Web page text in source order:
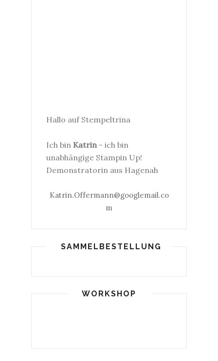
Hallo auf Stempeltrina
Ich bin Katrin- ich bin
unabhängige Stampin Up!
Demonstratorin aus Hagenah
Katrin.Offermann@googlemail.co
m
SAMMELBESTELLUNG
WORKSHOP